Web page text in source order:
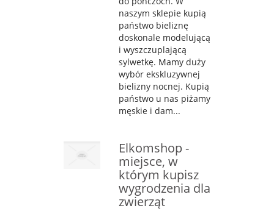
naszym sklepie kupią
państwo bieliznę
doskonale modelującą
i wyszczuplającą
sylwetkę. Mamy duży
wybór ekskluzywnej
bielizny nocnej. Kupią
państwo u nas piżamy
męskie i dam...
Elkomshop -
miejsce, w
którym kupisz
wygrodzenia dla
zwierząt